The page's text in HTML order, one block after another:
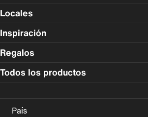
Locales
Inspiración
Regalos
Todos los productos
País